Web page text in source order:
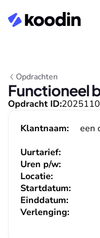
Opdrachten
Functioneel
Opdracht ID:
Klantnaam:
een
Uurtarief:
Uren p/w:
Locatie:
Verlenging:
Einddatum:
Startdatum: